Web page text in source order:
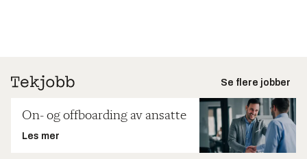
Se flere jobber
On- og offboarding av ansatte
Les mer